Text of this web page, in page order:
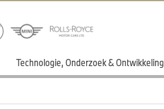
Technologie, Onderzoek & Ontwikkeling